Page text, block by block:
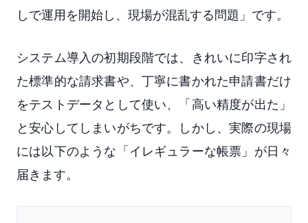
しで運用を開始し、現場が混乱する問題」です。
システム導入の初期段階では、きれいに印字され
た標準的な請求書や、丁寧に書かれた申請書だけ
をテストデータとして使い、「高い精度が出た」
と安心してしまいがちです。しかし、実際の現場
には以下のような「イレギュラーな帳票」が日々
届きます。